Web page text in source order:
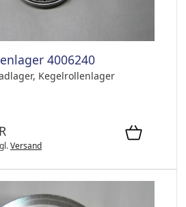
4006240
Kegelrollenlager
Versand